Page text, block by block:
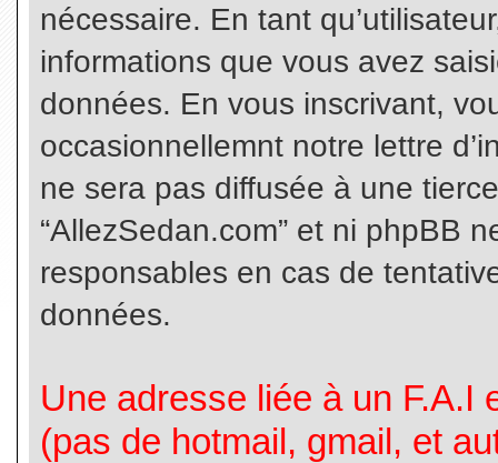
nécessaire. En tant
informations que vous avez
données. En vous inscrivant,
occasionnellemnt notre lettre
ne sera pas diffusée à une
“AllezSedan.com” et ni phpBB
responsables en cas de
données.
Une adresse liée à un F.A.I
(pas de hotmail, gmail, et